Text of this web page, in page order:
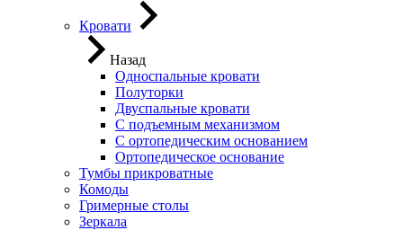
Кровати
Назад
Односпальные кровати
Полуторки
Двуспальные кровати
С подъемным механизмом
С ортопедическим основанием
Ортопедическое основание
Тумбы прикроватные
Комоды
Гримерные столы
Зеркала